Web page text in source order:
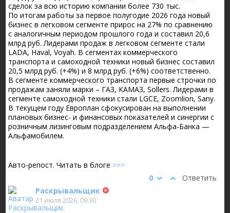
сделок за всю историю компании более 730 тыс.
По итогам работы за первое полугодие 2026 года новый
бизнес в легковом сегменте прирос на 27% по сравнению
с аналогичным периодом прошлого года и составил 20,6
млрд руб. Лидерами продаж в легковом сегменте стали
LADA, Haval, Voyah. В сегментах коммерческого
транспорта и самоходной техники новый бизнес составил
20,5 млрд руб. (+4%) и 8 млрд руб. (+6%) соответственно.
В сегменте коммерческого транспорта первые строчки по
продажам заняли марки – ГАЗ, КАМАЗ, Sollers. Лидерами в
сегменте самоходной техники стали LGCE, Zoomlion, Sany.
В текущем году Европлан сфокусирован на выполнении
плановых бизнес- и финансовых показателей и синергии с
розничным лизинговым подразделением Альфа-Банка —
Альфамобилем.
Авто-репост. Читать в блоге >>>
Ответить
0
Раскрывальщик
21 июля 2026, 09:30